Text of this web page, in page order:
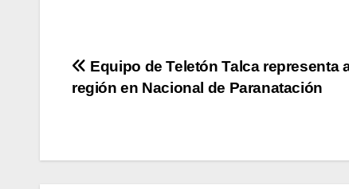
Navegación
de
Equipo de Teletón Talca representa
región en Nacional de Paranatación